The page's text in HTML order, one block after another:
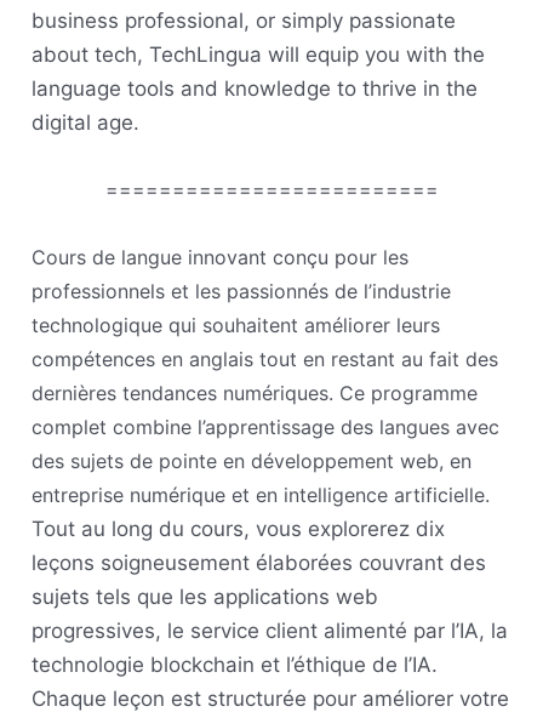
business professional, or simply passionate
about tech, TechLingua will equip you with the
language tools and knowledge to thrive in the
digital age.
=========================
Cours de langue innovant conçu pour les
professionnels et les passionnés de l’industrie
technologique qui souhaitent améliorer leurs
compétences en anglais tout en restant au fait des
dernières tendances numériques. Ce programme
complet combine l’apprentissage des langues avec
des sujets de pointe en développement web, en
entreprise numérique et en intelligence artificielle.
Tout au long du cours, vous explorerez dix
leçons soigneusement élaborées couvrant des
sujets tels que les applications web
progressives, le service client alimenté par l’IA, la
technologie blockchain et l’éthique de l’IA.
Chaque leçon est structurée pour améliorer votre